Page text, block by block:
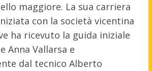
maggiore. La sua carriera
con la società vicentina
ha ricevuto la guida iniziale
Anna Vallarsa e
dal tecnico Alberto